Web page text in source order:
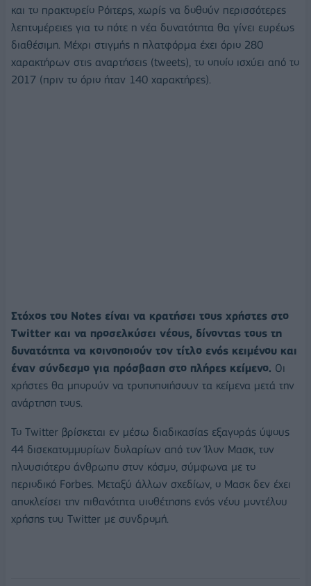
και το πρακτορείο Ρόιτερς, χωρίς να δοθούν περισσότερες
λεπτομέρειες για το πότε η νέα δυνατότητα θα γίνει ευρέως
διαθέσιμη. Μέχρι στιγμής η πλατφόρμα έχει όριο 280
χαρακτήρων στις αναρτήσεις (tweets), το οποίο ισχύει από το
2017 (πριν το όριο ήταν 140 χαρακτήρες).
Στόχος του Notes είναι να κρατήσει τους χρήστες στο
Twitter και να προσελκύσει νέους, δίνοντας τους τη
δυνατότητα να κοινοποιούν τον τίτλο ενός κειμένου και
έναν σύνδεσμο για πρόσβαση στο πλήρες κείμενο. Οι
χρήστες θα μπορούν να τροποποιήσουν τα κείμενα μετά την
ανάρτηση τους.
Το Twitter βρίσκεται εν μέσω διαδικασίας εξαγοράς ύψους
44 δισεκατομμυρίων δολαρίων από τον Ίλον Μασκ, τον
πλουσιότερο άνθρωπο στον κόσμο, σύμφωνα με το
περιοδικό Forbes. Μεταξύ άλλων σχεδίων, ο Μασκ δεν έχει
αποκλείσει την πιθανότητα υιοθέτησης ενός νέου μοντέλου
χρήσης του Twitter με συνδρομή.